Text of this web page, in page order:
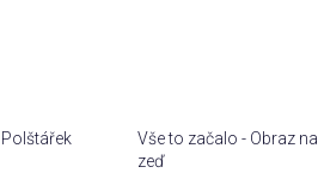
Vše to začalo - Obraz na
zeď